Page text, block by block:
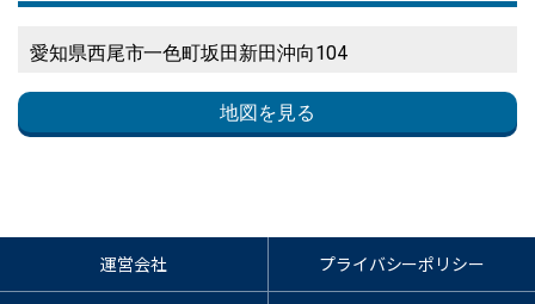
愛知県西尾市一色町坂田新田沖向104
地図を見る
運営会社 プライバシーポリシー